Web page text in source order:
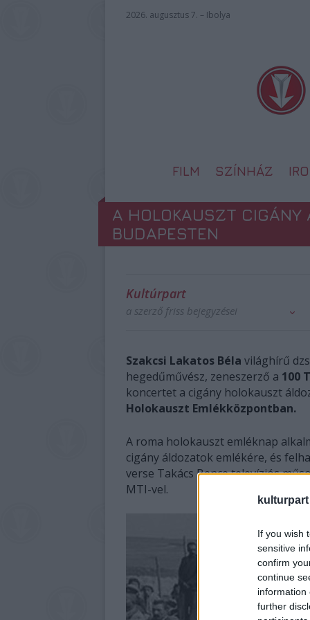
kulturpart
If you wish
sensitive
confirm
continue
information
further
2026. augusztus 7. – Ibolya
FILM SZÍNHÁZ
A HOLOKAUSZT CIGÁNY
BUDAPESTEN
Kultúrpart
a szerző friss bejegyzései
Szakcsi Lakatos Béla világhírű
hegedűművész, zeneszerző a 100
koncertet a cigány holokauszt
Holokauszt Emlékközpontban.
A roma holokauszt emléknap
cigány áldozatok emlékére, és
verse Takács Bence televíziós
MTI-vel.